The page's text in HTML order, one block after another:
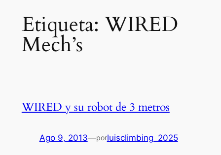
Etiqueta:WIRED
Mech’s
WIRED y su robot de 3 metros
Ago 9, 2013—porluisclimbing_2025